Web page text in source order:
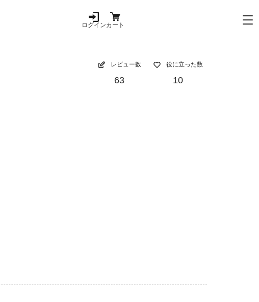
ログインカート
レビュー数
63
役に立った数
10